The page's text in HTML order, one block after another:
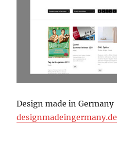
Design made in Germany
designmadeingermany.de